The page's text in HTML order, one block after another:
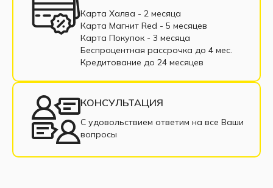
Угловые диваны с пружинным блоком
Угловые диваны из ткани
Угловые диваны из экокожи
Угловые диваны в рассрочку
Недорогие угловые диваны
Угловые диваны с подлокотниками
Угловой диван со спальным местом
Карта Халва - 2 месяца
Карта Магнит Red - 5 месяцев
Карта Покупок - 3 месяца
Беспроцентная рассрочка до 4 мес.
Кредитование до 24 месяцев
КОНСУЛЬТАЦИЯ
С удовольствием ответим на все Ваши
вопросы